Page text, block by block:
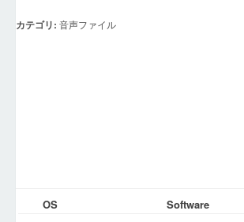
カテゴリ: 音声ファイル
OS
Software